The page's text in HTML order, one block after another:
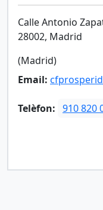
Calle Antonio
28002, Madrid
(Madrid)
Email:
Telèfon: 910 820